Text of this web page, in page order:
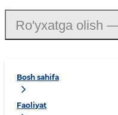
Bosh sahifa
Faoliyat
Ro'yxatga olish